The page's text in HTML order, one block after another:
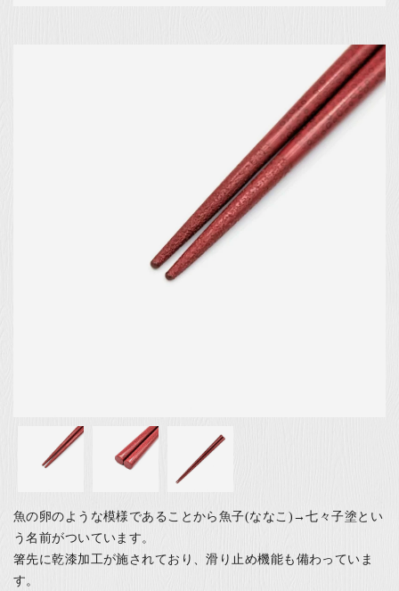
魚の卵のような模様であることから魚子(ななこ)→七々子塗とい
う名前がついています。
箸先に乾漆加工が施されており、滑り止め機能も備わっていま
す。